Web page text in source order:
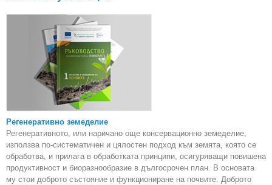
Регенеративно земеделие
Регенеративното, или наричано още консервационно земеделие,
използва по-систематичен и цялостен подход към земята, която се
обработва, и прилага в обработката принципи, осигуряващи повишена
продуктивност и биоразнообразие в дългосрочен план. В основата
му стои доброто състояние и функциониране на почвите. Доброто